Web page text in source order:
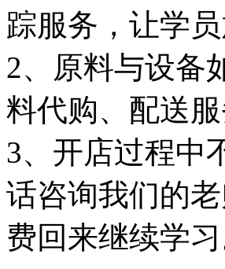
踪服务，让学
2、原料与设备
料代购、配送
3、开店过程中
话咨询我们的
费回来继续学习